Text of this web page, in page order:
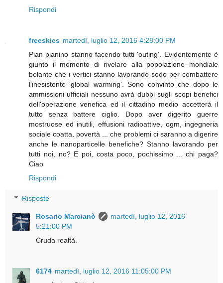
Rispondi
freeskies martedì, luglio 12, 2016 4:28:00 PM
Pian pianino stanno facendo tutti 'outing'. Evidentemente è
giunto il momento di rivelare alla popolazione mondiale
belante che i vertici stanno lavorando sodo per combattere
l'inesistente 'global warming'. Sono convinto che dopo le
ammissioni ufficiali nessuno avrà dubbi sugli scopi benefici
dell'operazione venefica ed il cittadino medio accetterà il
tutto senza battere ciglio. Dopo aver digerito guerre
mostruose ed inutili, effusioni radioattive, ogm, ingegneria
sociale coatta, povertà ... che problemi ci saranno a digerire
anche le nanoparticelle benefiche? Stanno lavorando per
tutti noi, no? E poi, costa poco, pochissimo ... chi paga?
Ciao
Rispondi
Risposte
Rosario Marcianò
martedì, luglio 12, 2016
5:21:00 PM
Cruda realtà.
6174 martedì, luglio 12, 2016 11:05:00 PM